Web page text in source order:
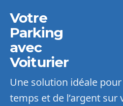
Votre
Parking
avec
Voiturier
Une solution idéale
temps et de l’argent sur